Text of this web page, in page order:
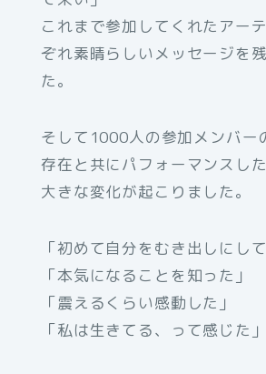
これまで参加してくれたアー
ぞれ素晴らしいメッセージを
た。
そして1000人の参加メンバー
存在と共にパフォーマンスし
大きな変化が起こりました。
「初めて自分をむき出しにし
「本気になることを知った」
「震えるくらい感動した」
「私は生きてる、って感じた」